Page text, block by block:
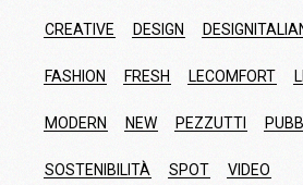
CREATIVE DESIGN
FASHION FRESH LECOMFORT
MODERN NEW PEZZUTTI
SOSTENIBILITÀ SPOT VIDEO